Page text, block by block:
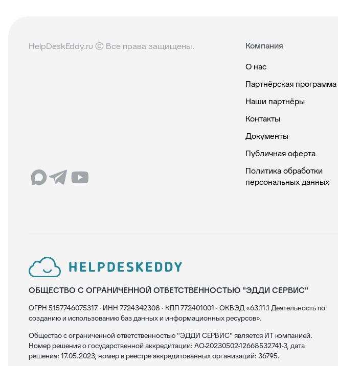
HelpDeskEddy.ru © Все права защищены.
Компания
О нас
Партнёрская программа
Наши партнёры
Контакты
Документы
Публичная оферта
Политика обработки
персональных данных
ОБЩЕСТВО С ОГРАНИЧЕННОЙ ОТВЕТСТВЕННОСТЬЮ "ЭДДИ СЕРВИС"
ОГРН 5157746075317 · ИНН 7724342308 · КПП 772401001 · ОКВЭД «63.11.1 Деятельность по
созданию и использованию баз данных и информационных ресурсов».
Общество с ограниченной ответственностью "ЭДДИ СЕРВИС" является ИТ компанией.
Номер решения о государственной аккредитации: АО-20230502-12668532741-3, дата
решения: 17.05.2023, номер в реестре аккредитованных организаций: 36795.